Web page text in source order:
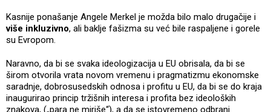
Kasnije ponašanje Angele Merkel je možda bilo malo drugačije i
više inkluzivno, ali baklje fašizma su već bile raspaljene i gorele
su Evropom.
Naravno, da bi se svaka ideologizacija u EU obrisala, da bi se
širom otvorila vrata novom vremenu i pragmatizmu ekonomske
saradnje, dobrosusedskih odnosa i profitu u EU, da bi se do kraja
inaugurirao princip tržišnih interesa i profita bez ideoloških
znakova, („para ne miriše“), a da se istovremeno odbrani